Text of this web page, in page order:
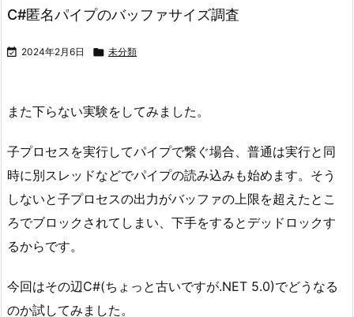
C#匿名パイプのバッファサイズ調査
 2024年2月6日  未分類
また下らない実験をしてみました。
子プロセスを実行してパイプで繋ぐ場合、普通は実行と同
時に別スレッドなどでパイプの読み込みも始めます。そう
しないと子プロセスの出力がバッファの上限を超えたとこ
ろでブロックされてしまい、下手をするとデッドロックす
るからです。
今回はその辺C#(ちょっと古いですが.NET 5.0)でどうなる
のか試してみました。